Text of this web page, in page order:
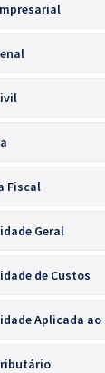
Fiscal
Geral
de Custos
Aplicada ao